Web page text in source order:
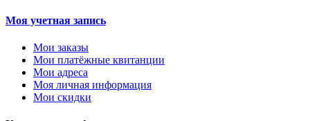
Моя учетная запись
Мои заказы
Мои платёжные квитанции
Мои адреса
Моя личная информация
Мои скидки